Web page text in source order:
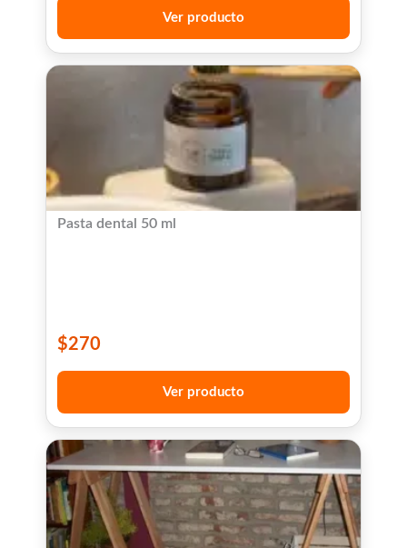
Ver producto
Pasta dental 50 ml
$270
Ver producto